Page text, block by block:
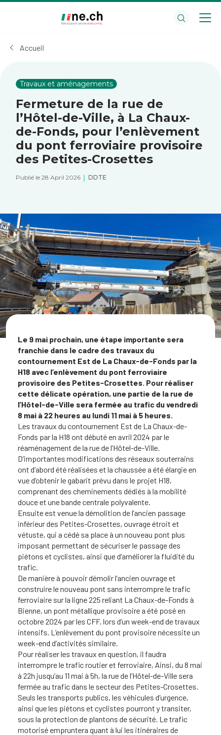
cookies
Accueil
Travaux et aménagements
Fermeture de la rue de
l’Hôtel-de-Ville, à La Chaux-
de-Fonds, pour l’enlèvement
du pont ferroviaire provisoire
des Petites-Crosettes
Publié le 28 April 2026 DDTE
Le 9 mai prochain, une étape importante sera
franchie dans le cadre des travaux du
contournement Est de La Chaux-de-Fonds par la
H18 avec l’enlèvement du pont ferroviaire
provisoire des Petites-Crosettes. Pour réaliser
cette délicate opération, une partie de la rue de
l’Hôtel-de-Ville sera fermée au trafic du vendredi
8 mai à 22 heures au lundi 11 mai à 5 heures.
Les travaux du contournement Est de La Chaux-de-
Fonds par la H18 ont débuté en avril 2024 par le
réaménagement de la rue de l’Hôtel-de-Ville.
D’importantes modifications des réseaux souterrains
ont d’abord été réalisées et la chaussée a été élargie en
vue d’obtenir le gabarit prévu dans le projet H18,
comprenant des cheminements dédiés à la mobilité
douce et une bande centrale polyvalente.
Ensuite est venue la démolition de l’ancien passage
inférieur des Petites-Crosettes, ouvrage étroit et
vétuste, qui a cédé sa place à un nouveau pont plus
imposant permettant de sécuriser le passage des
piétons et cyclistes, ainsi que d’améliorer la fluidité du
trafic.
De manière à pouvoir démolir l’ancien ouvrage et
construire le nouveau pont sans interrompre le trafic
ferroviaire sur la ligne 225 reliant La Chaux-de-Fonds à
Bienne, un pont métallique provisoire a été posé en
octobre 2024 par les CFF, lors d’un week-end de travaux
intensifs. L’enlèvement du pont provisoire nécessite un
week-end d’activités similaire.
Pour réaliser les travaux en question, il faudra
interrompre le trafic routier et ferroviaire, Ainsi, du 8 mai
à 22h jusqu’au 11 mai à 5h, la rue de l’Hôtel-de-Ville sera
fermée au trafic dans le secteur des Petites-Crosettes.
Seuls les transports publics, les véhicules d’urgence,
ainsi que les piétons et cyclistes pourront y transiter,
sous la protection de plantons de sécurité. Le trafic
motorisé empruntera quant à lui les itinéraires de